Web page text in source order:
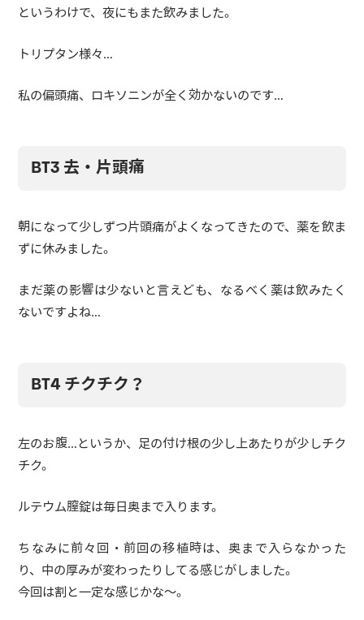
というわけで、夜にもまた飲みました。
トリプタン様々…
私の偏頭痛、ロキソニンが全く効かないのです…
BT3 去・片頭痛
朝になって少しずつ片頭痛がよくなってきたので、薬を飲ま
ずに休みました。
まだ薬の影響は少ないと言えども、なるべく薬は飲みたく
ないですよね…
BT4 チクチク？
左のお腹…というか、足の付け根の少し上あたりが少しチク
チク。
ルテウム膣錠は毎日奥まで入ります。
ちなみに前々回・前回の移植時は、奥まで入らなかった
り、中の厚みが変わったりしてる感じがしました。
今回は割と一定な感じかな〜。